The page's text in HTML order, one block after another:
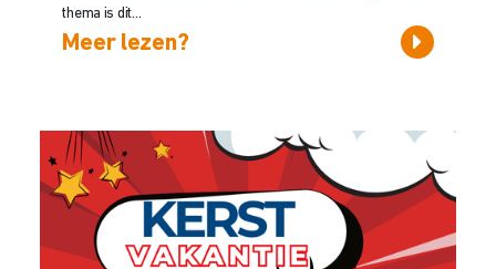
thema is dit...
Meer lezen?